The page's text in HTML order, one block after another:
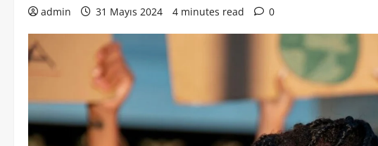
admin 31 Mayıs 2024 4 minutes read 0